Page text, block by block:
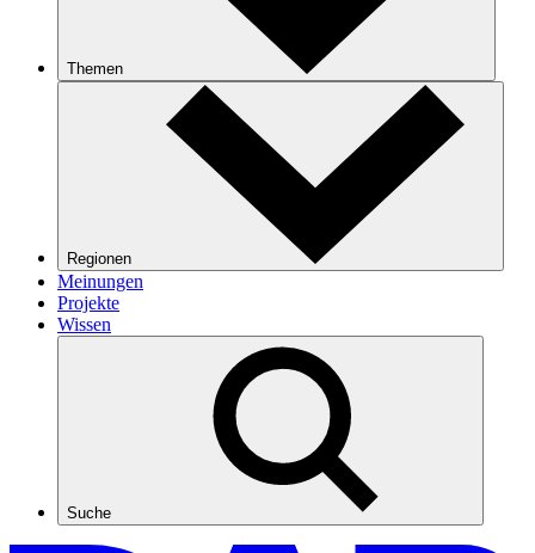
Themen
Regionen
Meinungen
Projekte
Wissen
Suche